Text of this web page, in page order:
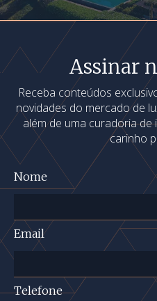
Assinar
Receba conteúdos
novidades do mercado de
além de uma curadoria
carinho
Nome
Email
Telefone